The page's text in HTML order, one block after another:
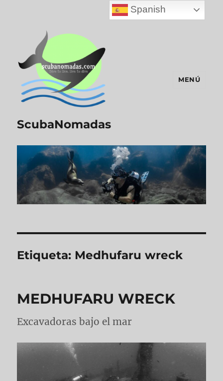
ScubaNomadas
MENÚ
Etiqueta: Medhufaru wreck
MEDHUFARU WRECK
Excavadoras bajo el mar
Spanish